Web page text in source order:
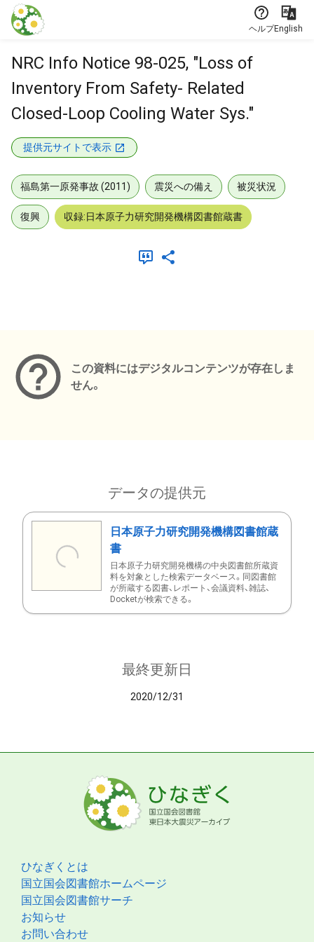
本文に飛ぶ
ヘルプEnglish
NRC Info Notice 98-025, "Loss of
Inventory From Safety- Related
Closed-Loop Cooling Water Sys."
提供元サイトで表示
福島第一原発事故 (2011) 震災への備え 被災状況
復興 収録:日本原子力研究開発機構図書館蔵書
この資料にはデジタルコンテンツが存在しま
せん。
データの提供元
日本原子力研究開発機構図書館蔵
書
日本原子力研究開発機構の中央図書館所蔵資
料を対象とした検索データベース。同図書館
が所蔵する図書、レポート、会議資料、雑誌、
Docketが検索できる。
最終更新日
2020/12/31
ひなぎくとは
国立国会図書館ホームページ
国立国会図書館サーチ
お知らせ
お問い合わせ